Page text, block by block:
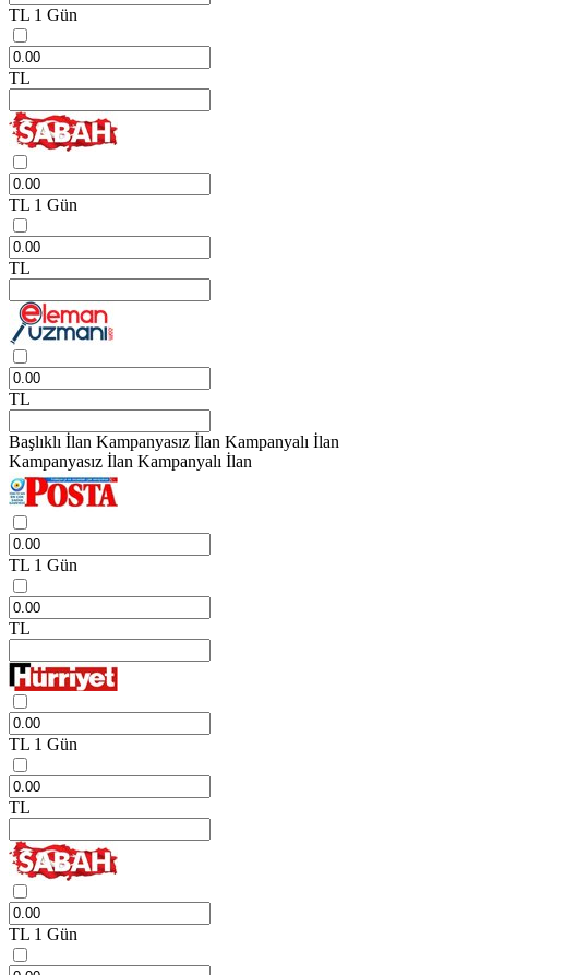
TL 1 Gün
TL
TL 1 Gün
TL
TL
Başlıklı İlan Kampanyasız İlan Kampanyalı İlan
Kampanyasız İlan Kampanyalı İlan
TL 1 Gün
TL
TL 1 Gün
TL
TL 1 Gün